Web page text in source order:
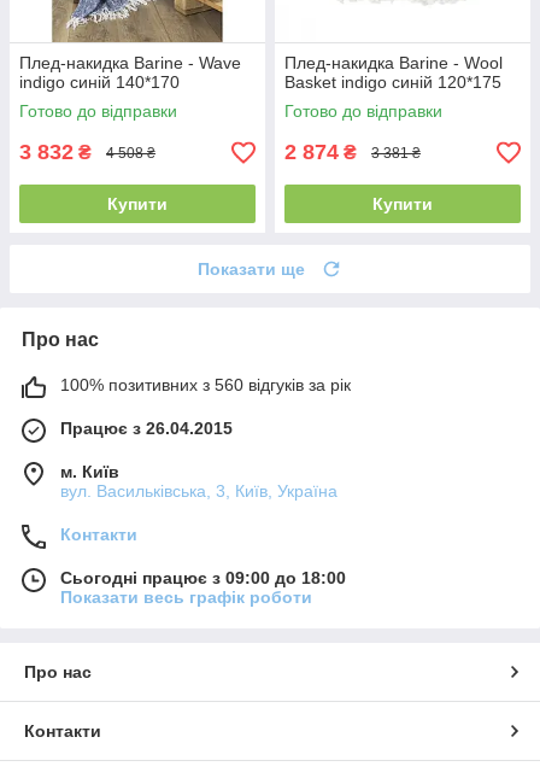
Плед-накидка Barine - Wave
indigo синій 140*170
Готово до відправки
3 832 ₴ 4 508 ₴
Купити
Плед-накидка Barine - Wool
Basket indigo синій 120*175
Готово до відправки
2 874 ₴ 3 381 ₴
Купити
Показати ще
Про нас
100% позитивних з 560 відгуків за рік
Працює з 26.04.2015
м. Київ
вул. Васильківська, 3, Київ, Україна
Контакти
Сьогодні працює з 09:00 до 18:00
Показати весь графік роботи
Про нас
Контакти